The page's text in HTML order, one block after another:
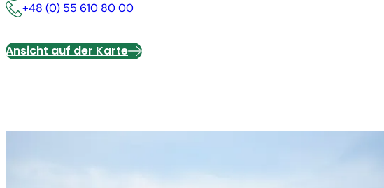
+48 (0) 55 610 80 00
Ansicht auf der Karte